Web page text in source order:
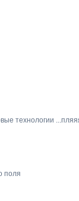
технологии
поля